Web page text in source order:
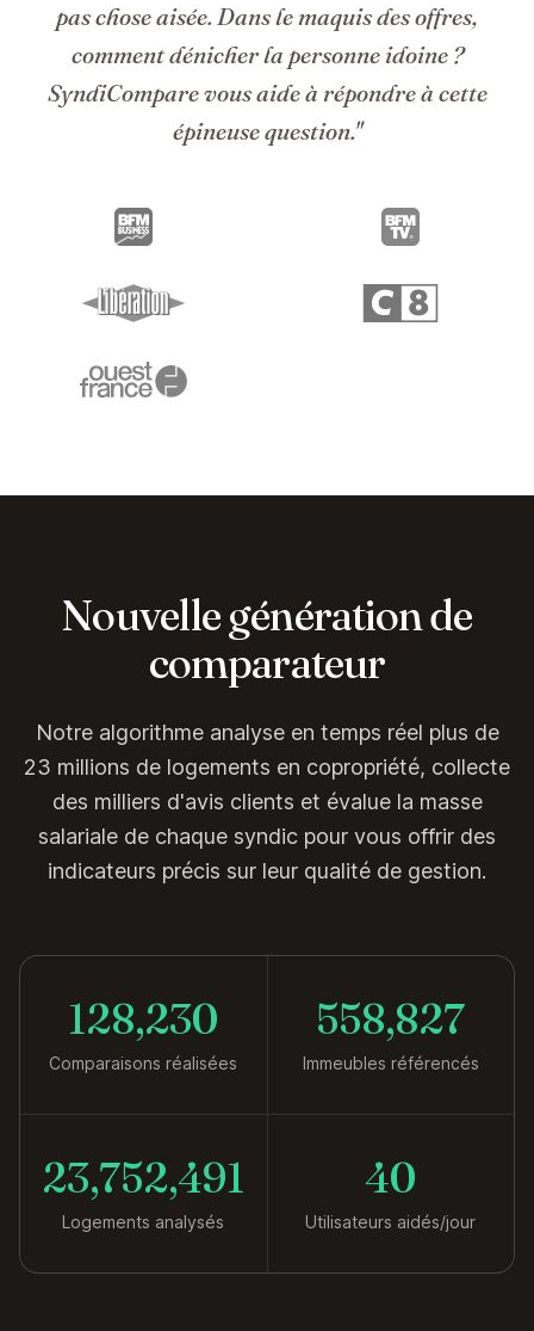
pas chose aisée. Dans le maquis des offres,
comment dénicher la personne idoine ?
SyndiCompare vous aide à répondre à cette
épineuse question."
Nouvelle génération de
comparateur
Notre algorithme analyse en temps réel plus de
23 millions de logements en copropriété, collecte
des milliers d'avis clients et évalue la masse
salariale de chaque syndic pour vous offrir des
indicateurs précis sur leur qualité de gestion.
128,230
Comparaisons réalisées
558,827
Immeubles référencés
23,752,491
Logements analysés
40
Utilisateurs aidés/jour